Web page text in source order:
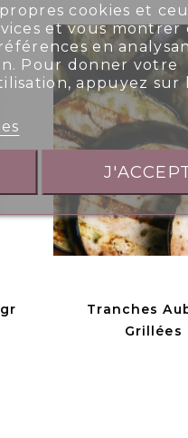
Tranches
Grillées
cookies et
et vous montrer
en
Pour donner votre
appuyez sur